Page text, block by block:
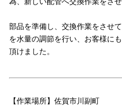
部品を準備し、交換作業をさせ
を水量の調節を行い、お客様に
頂けました。
【作業場所】佐賀市川副町